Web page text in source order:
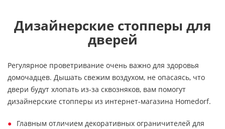
Дизайнерские стопперы для
дверей
Регулярное проветривание очень важно для здоровья
домочадцев. Дышать свежим воздухом, не опасаясь, что
двери будут хлопать из-за сквозняков, вам помогут
дизайнерские стопперы из интернет-магазина Homedorf.
Главным отличием декоративных ограничителей для